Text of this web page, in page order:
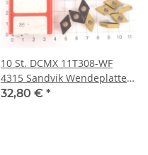
10 St. DCMX 11T308-WF
4315 Sandvik Wendeplatten
Inserts NOS neu unbenutzt
32,80 € *